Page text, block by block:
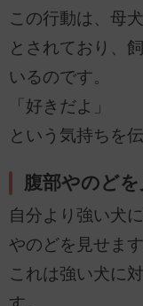
この行動は、母
とされており、
いるのです。
「好きだよ」
という気持ちを
腹部やのど
自分より強い犬
やのどを見せます
これは強い犬に